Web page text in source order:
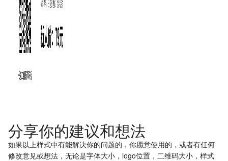
分享你的建议和想法
如果以上样式中有能解决你的问题的，你愿意使用的，或者有任何
修改意见或想法，无论是字体大小，logo位置，二维码大小，样式